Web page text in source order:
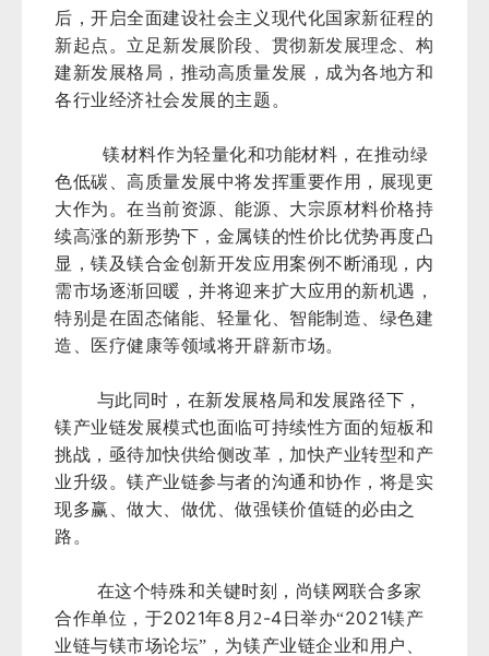
后，开启全面建设社会主义现代化国家新征程的
新起点。立足新发展阶段、贯彻新发展理念、构
建新发展格局，推动高质量发展，成为各地方和
各行业经济社会发展的主题。
镁材料作为轻量化和功能材料，在推动绿
色低碳、高质量发展中将发挥重要作用，展现更
大作为。在当前资源、能源、大宗原材料价格持
续高涨的新形势下，金属镁的性价比优势再度凸
显，镁及镁合金创新开发应用案例不断涌现，内
需市场逐渐回暖，并将迎来扩大应用的新机遇，
特别是在固态储能、轻量化、智能制造、绿色建
造、医疗健康等领域将开辟新市场。
与此同时，在新发展格局和发展路径下，
镁产业链发展模式也面临可持续性方面的短板和
挑战，亟待加快供给侧改革，加快产业转型和产
业升级。镁产业链参与者的沟通和协作，将是实
现多赢、做大、做优、做强镁价值链的必由之
路。
在这个特殊和关键时刻，尚镁网联合多家
合作单位，于2021年8 月2-4 日举办“2021镁产
业链与镁市场论坛”，为镁产业链企业和用户、